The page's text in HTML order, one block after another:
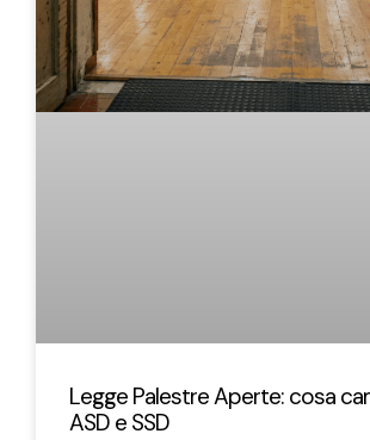
Legge Palestre Aperte: cosa
ASD e SSD